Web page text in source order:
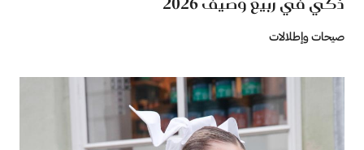
صيحات وإطلالات